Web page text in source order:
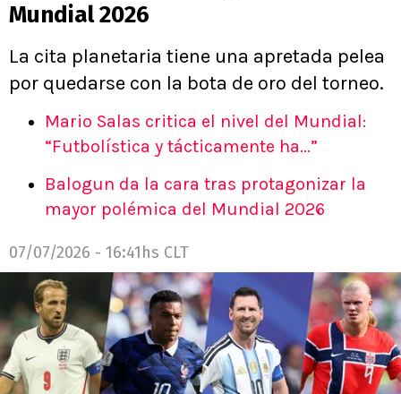
Mundial 2026
La cita planetaria tiene una apretada pelea
por quedarse con la bota de oro del torneo.
Mario Salas critica el nivel del Mundial:
“Futbolística y tácticamente ha...”
Balogun da la cara tras protagonizar la
mayor polémica del Mundial 2026
07/07/2026 - 16:41hs CLT